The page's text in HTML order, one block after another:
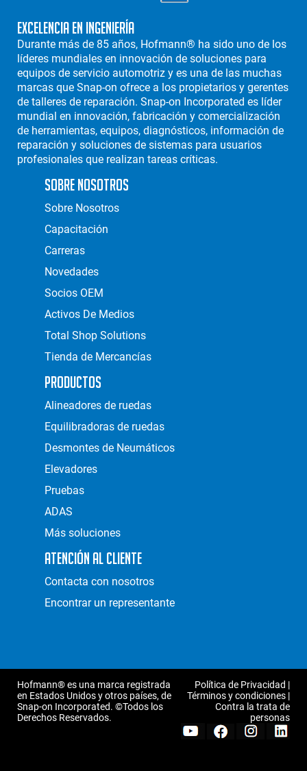
Excelencia en Ingeniería
Durante más de 85 años, Hofmann® ha sido uno de los
líderes mundiales en innovación de soluciones para
equipos de servicio automotriz y es una de las muchas
marcas que Snap-on ofrece a los propietarios y gerentes
de talleres de reparación. Snap-on Incorporated es líder
mundial en innovación, fabricación y comercialización
de herramientas, equipos, diagnósticos, información de
reparación y soluciones de sistemas para usuarios
profesionales que realizan tareas críticas.
Sobre Nosotros
Sobre Nosotros
Capacitación
Carreras
Novedades
Socios OEM
Activos De Medios
Total Shop Solutions
Tienda de Mercancías
Productos
Alineadores de ruedas
Equilibradoras de ruedas
Desmontes de Neumáticos
Elevadores
Pruebas
ADAS
Más soluciones
Atención al Cliente
Contacta con nosotros
Encontrar un representante
Hofmann® es una marca registrada
en Estados Unidos y otros países, de
Snap-on Incorporated. ©Todos los
Derechos Reservados.
Política de Privacidad |
Términos y condiciones |
Contra la trata de
personas